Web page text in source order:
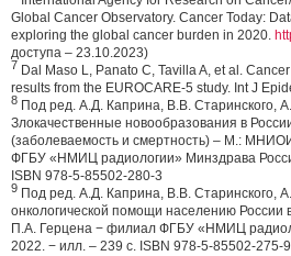
Global Cancer Observatory. Cancer Today:
exploring the global cancer burden in 2020.
доступа – 23.10.2023)
7 Dal Maso L, Panato C, Tavilla A, et al.
results from the EUROCARE-5 study. Int J
8 Под ред. А.Д. Каприна, В.В. Старинского,
Злокачественные новообразования в
(заболеваемость и смертность) – М.:
ФГБУ «НМИЦ радиологии» Минздрава
ISBN 978-5-85502-280-3
9 Под ред. А.Д. Каприна, В.В. Старинского,
онкологической помощи населению
П.А. Герцена − филиал ФГБУ «НМИЦ
2022. − илл. – 239 с. ISBN 978-5-85502-275-